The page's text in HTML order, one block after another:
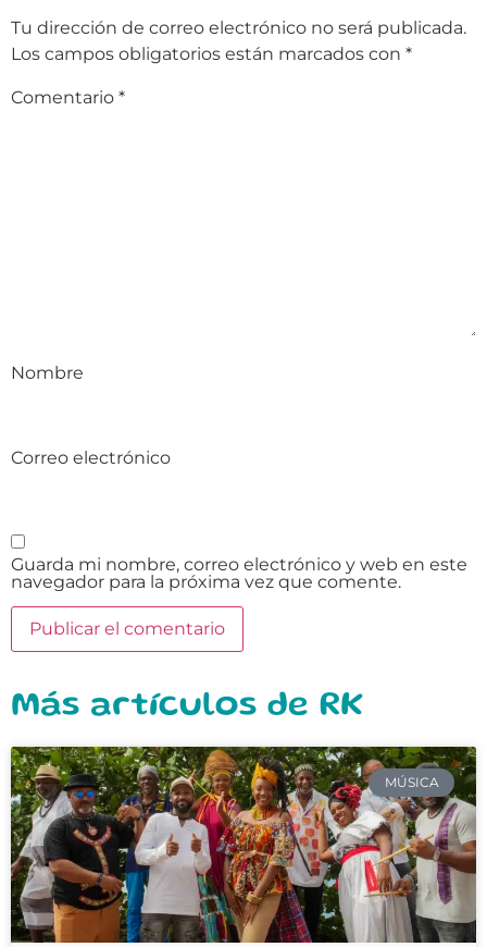
Tu dirección de correo electrónico no será publicada.
Los campos obligatorios están marcados con *
Comentario *
Nombre
Correo electrónico
Guarda mi nombre, correo electrónico y web en este
navegador para la próxima vez que comente.
Más artículos de RK
MÚSICA